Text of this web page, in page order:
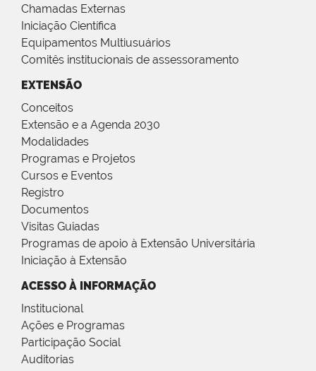
Chamadas Externas
Iniciação Científica
Equipamentos Multiusuários
Comitês institucionais de assessoramento
EXTENSÃO
Conceitos
Extensão e a Agenda 2030
Modalidades
Programas e Projetos
Cursos e Eventos
Registro
Documentos
Visitas Guiadas
Programas de apoio à Extensão Universitária
Iniciação à Extensão
ACESSO À INFORMAÇÃO
Institucional
Ações e Programas
Participação Social
Auditorias